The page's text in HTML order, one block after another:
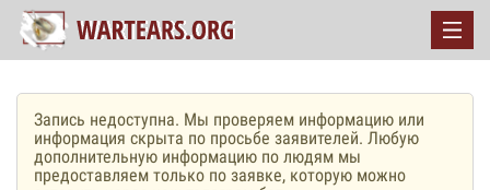
Запись недоступна. Мы проверяем информацию или
информация скрыта по просьбе заявителей. Любую
дополнительную информацию по людям мы
предоставляем только по заявке, которую можно